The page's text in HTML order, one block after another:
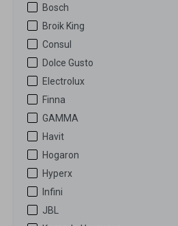
Bosch
Broik King
Consul
Dolce Gusto
Electrolux
Finna
GAMMA
Havit
Hogaron
Hyperx
Infini
JBL